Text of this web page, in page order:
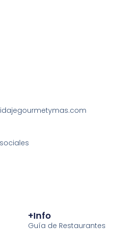
+info
Guía de Restaurantes